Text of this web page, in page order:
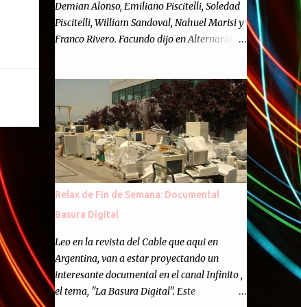
Demian Alonso, Emiliano Piscitelli, Soledad
Piscitelli, William Sandoval, Nahuel Marisi y
Franco Rivero. Facundo dijo en Alternaria :
Cincuenta ocasiones para ponernos en
contacto con ustedes y contarles las noticias
de tecnología más importantes, desde
nuestra propia óptica: un punto de vista
independiente e informal.Para festejarlo, se
nos ocurrió que estemos todos juntos; y
cuando digo "todos" me refiero a toda la
semanario como panelista, y a ustedes. Por
eso se nos ocurrió la idea de emitir video en
vivo. La tarea no fué facil, hubo que
coordinar horarios, preparar el estudio,
configurar muchos programejos y hacer
Relax de Fin de Semana: Documental
Basura Digital
Leo en la revista del Cable que aqui en
Argentina, van a estar proyectando un
interesante documental en el canal Infinito ,
el tema, "La Basura Digital". Este